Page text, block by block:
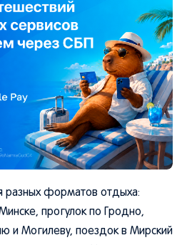
разных форматов отдыха:
прогулок по Гродно,
и Могилеву, поездок в Мирский